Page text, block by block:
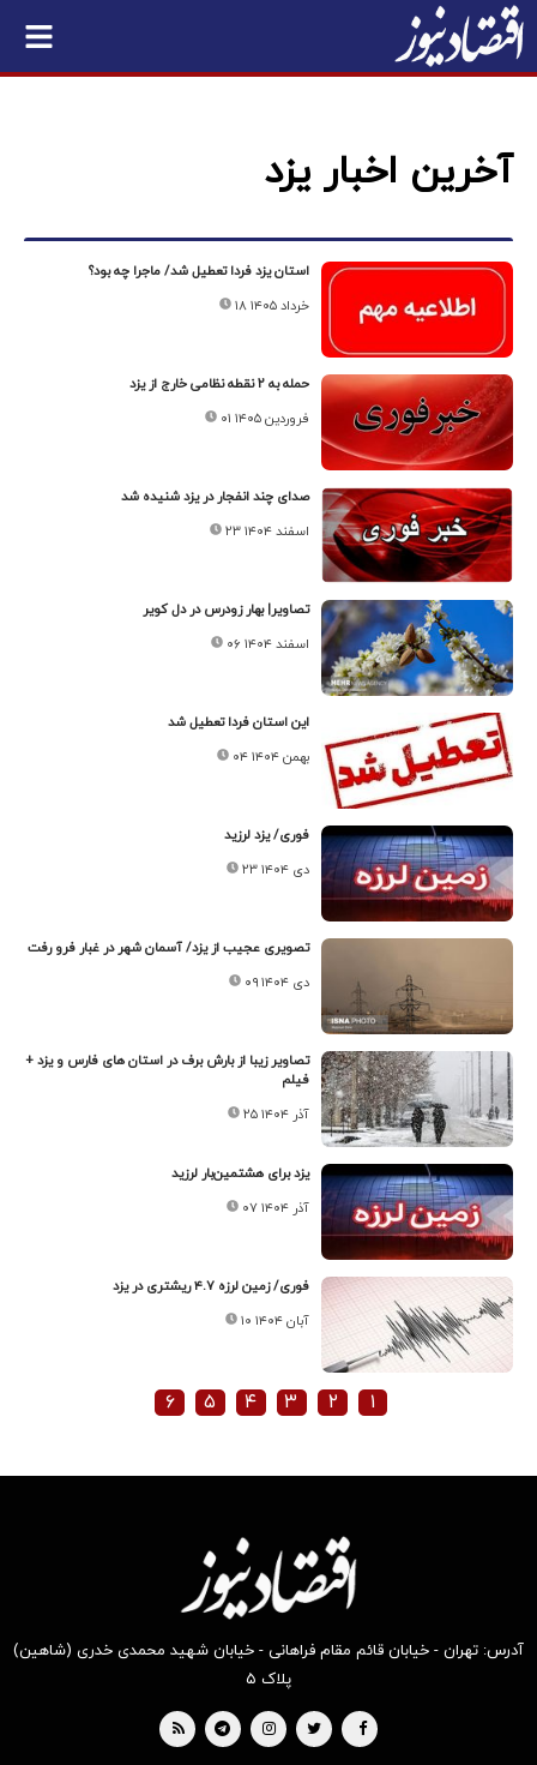
آخرین اخبار یزد
استان یزد فردا تعطیل شد/ ماجرا چه بود؟
۱۸ خرداد ۱۴۰۵
حمله به ۲ نقطه نظامی خارج از یزد
۰۱ فروردین ۱۴۰۵
صدای چند انفجار در یزد شنیده شد
۲۳ اسفند ۱۴۰۴
تصاویر| بهار زودرس در دل کویر
۰۶ اسفند ۱۴۰۴
این استان فردا تعطیل شد
۰۴ بهمن ۱۴۰۴
فوری/ یزد لرزید
۲۳ دی ۱۴۰۴
تصویری عجیب از یزد/ آسمان شهر در غبار فرو رفت
۰۹ دی ۱۴۰۴
تصاویر زیبا از بارش برف در استان های فارس و یزد +
فیلم
۲۵ آذر ۱۴۰۴
یزد برای هشتمین‌بار لرزید
۰۷ آذر ۱۴۰۴
فوری/ زمین لرزه ۴.۷ ریشتری در یزد
۱۰ آبان ۱۴۰۴
۱ ۲ ۳ ۴ ۵ ۶
آدرس: تهران - خیابان قائم مقام فراهانی - خیابان شهید محمدی خدری (شاهین)
پلاک ۵